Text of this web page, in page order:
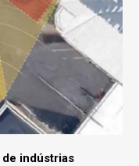
de indústrias